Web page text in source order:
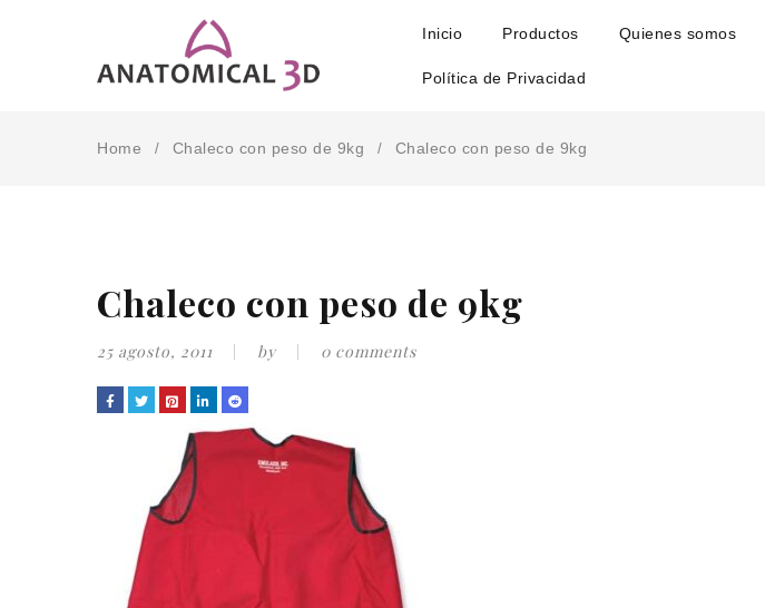
Inicio Productos Quienes somos
Política de Privacidad
Home / Chaleco con peso de 9kg / Chaleco con peso de 9kg
Chaleco con peso de 9kg
25 agosto, 2011 by 0 comments